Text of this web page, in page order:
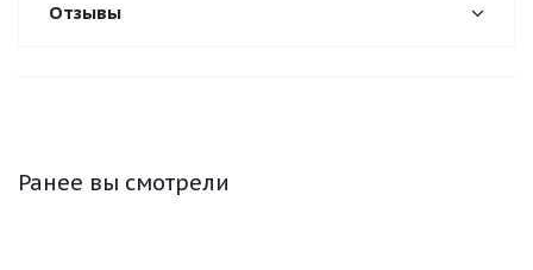
Отзывы
Ранее вы смотрели